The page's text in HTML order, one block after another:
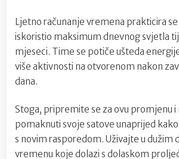
Ljetno računanje vremena prakticira se
iskoristio maksimum dnevnog svjetla
mjeseci. Time se potiče ušteda
više aktivnosti na otvorenom nakon
dana.
Stoga, pripremite se za ovu promjenu i
pomaknuti svoje satove unaprijed
s novim rasporedom. Uživajte u dužim
vremenu koje dolazi s dolaskom